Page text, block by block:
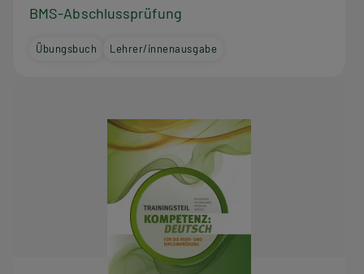
BMS-Abschlussprüfung
Übungsbuch Lehrer/innenausgabe